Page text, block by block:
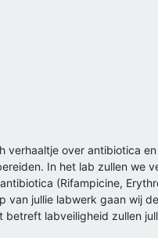
over antibiotica
In het lab zullen we
(Rifampicine,
van jullie labwerk gaan wij
labveiligheid zullen